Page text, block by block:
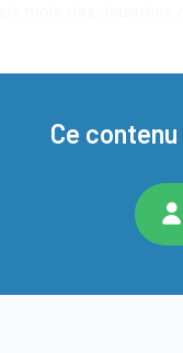
mois des Journées
Ce